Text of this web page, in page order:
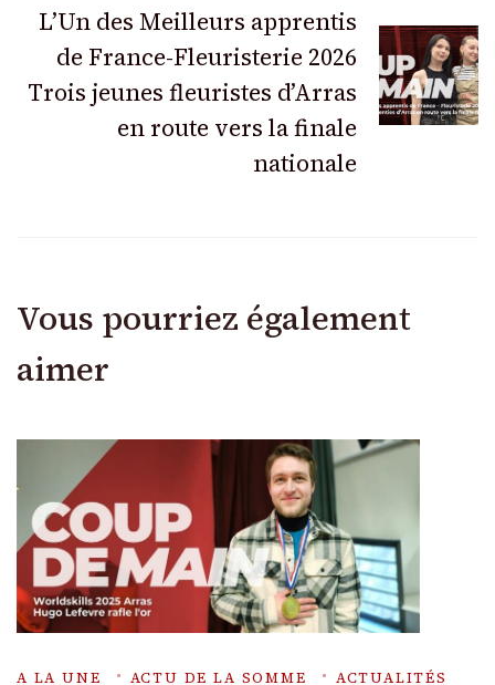
L’Un des Meilleurs apprentis
de France-Fleuristerie 2026
Trois jeunes fleuristes d’Arras
en route vers la finale
nationale
Vous pourriez également
aimer
A LA UNE ACTU DE LA SOMME
ACTUALITÉS